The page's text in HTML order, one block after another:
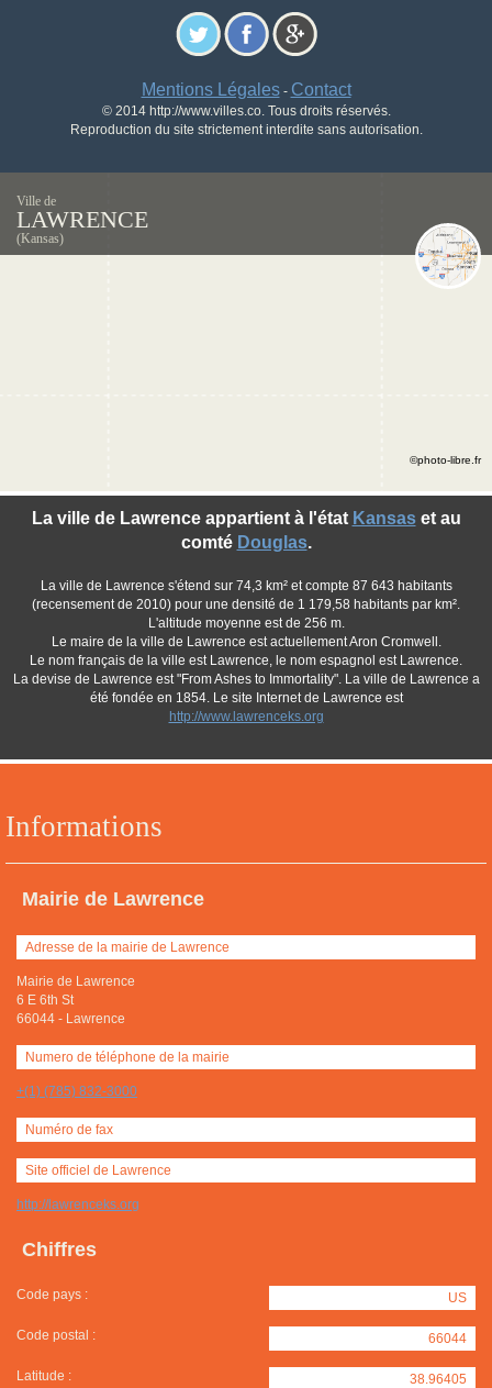
Mentions Légales- Contact
© 2014 http://www.villes.co. Tous droits réservés.
Reproduction du site strictement interdite sans autorisation.
Ville de
LAWRENCE
(Kansas)
Informations
Mairie de Lawrence
Adresse de la mairie de Lawrence
Mairie de Lawrence
6 E 6th St
66044 - Lawrence
Numero de téléphone de la mairie
+(1) (785) 832-3000
Numéro de fax
Site officiel de Lawrence
http://lawrenceks.org
Chiffres
Code pays : US
Code postal : 66044
Latitude : 38.96405
La ville de Lawrence appartient à l'état Kansaset au
comté Douglas.
La ville de Lawrence s'étend sur 74,3 km² et compte 87 643 habitants
(recensement de 2010) pour une densité de 1 179,58 habitants par km².
L'altitude moyenne est de 256 m.
Le maire de la ville de Lawrence est actuellement Aron Cromwell.
Le nom français de la ville est Lawrence, le nom espagnol est Lawrence.
La devise de Lawrence est "From Ashes to Immortality". La ville de Lawrence a
été fondée en 1854. Le site Internet de Lawrence est
http://www.lawrenceks.org
©photo-libre.fr